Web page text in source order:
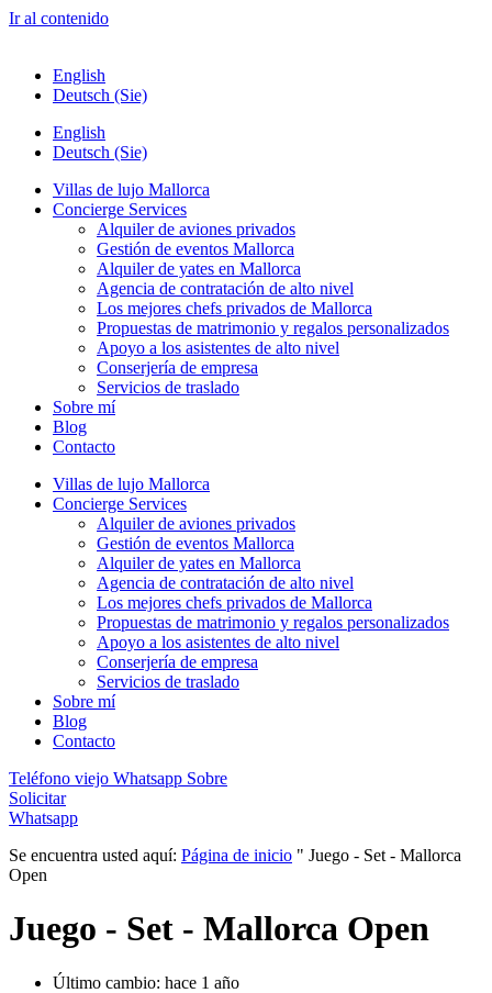
Ir al contenido
English
Deutsch (Sie)
English
Deutsch (Sie)
Villas de lujo Mallorca
Concierge Services
Alquiler de aviones privados
Gestión de eventos Mallorca
Alquiler de yates en Mallorca
Agencia de contratación de alto nivel
Los mejores chefs privados de Mallorca
Propuestas de matrimonio y regalos personalizados
Apoyo a los asistentes de alto nivel
Conserjería de empresa
Servicios de traslado
Sobre mí
Blog
Contacto
Villas de lujo Mallorca
Concierge Services
Alquiler de aviones privados
Gestión de eventos Mallorca
Alquiler de yates en Mallorca
Agencia de contratación de alto nivel
Los mejores chefs privados de Mallorca
Propuestas de matrimonio y regalos personalizados
Apoyo a los asistentes de alto nivel
Conserjería de empresa
Servicios de traslado
Sobre mí
Blog
Contacto
Teléfono viejo Whatsapp Sobre
Solicitar
Whatsapp
Se encuentra usted aquí: Página de inicio " Juego - Set - Mallorca
Open
Juego - Set - Mallorca Open
Último cambio: hace 1 año